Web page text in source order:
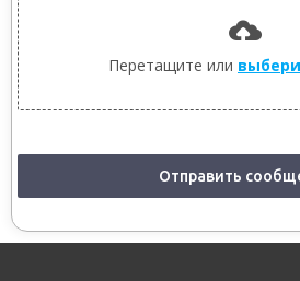
Перетащите или
Отправить